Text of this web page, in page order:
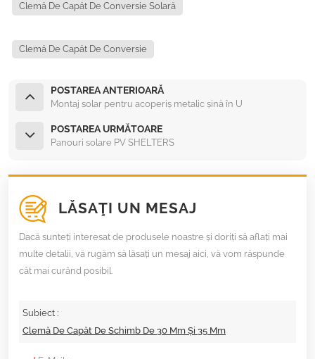
Clemă De Capăt De Conversie Solară
Clemă De Capăt De Conversie
POSTAREA ANTERIOARĂ
Montaj solar pentru acoperiș metalic șină în U
POSTAREA URMĂTOARE
Panouri solare PV SHELTERS
LĂSAŢI UN MESAJ
Dacă sunteți interesat de produsele noastre și doriți să aflați mai
multe detalii, vă rugăm să lăsați un mesaj aici, vă vom răspunde
cât mai curând posibil.
Subiect :
Clemă De Capăt De Schimb De 30 Mm Și 35 Mm